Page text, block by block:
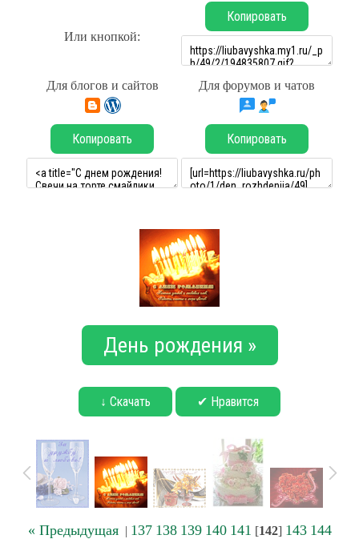
Или кнопкой:
Копировать
Для блогов и сайтов Для форумов и чатов
Копировать Копировать
День рождения »
↓ Скачать ✔ Нравится
« Предыдущая| 137 138 139 140 141 [142] 143 144